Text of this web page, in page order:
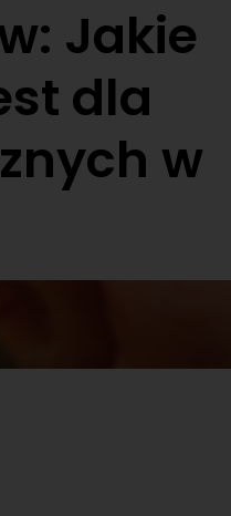
Jakie
dla
w